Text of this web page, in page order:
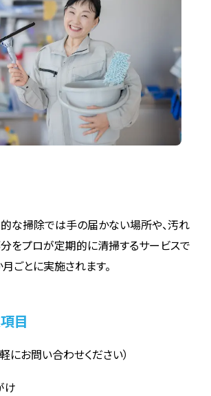
な掃除では手の届かない場所や、汚れ
をプロが定期的に清掃するサービスで
ごとに実施されます。
目
にお問い合わせください）
け